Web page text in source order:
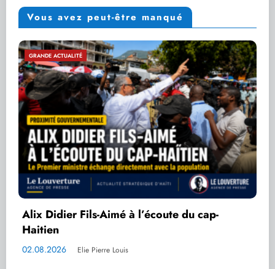
Vous avez peut-être manqué
SÉCURITÉ NATIONALE
Sécurité : Alix Didier Fils-Aimé salue
02.08.2026